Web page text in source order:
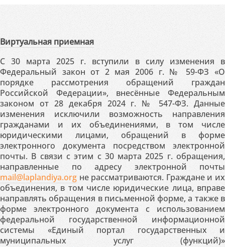
Виртуальная приемная
С 30 марта 2025 г. вступили в силу изменения в
Федеральный закон от 2 мая 2006 г. № 59-ФЗ «О
порядке рассмотрения обращений граждан
Российской Федерации», внесённые Федеральным
законом от 28 декабря 2024 г. № 547-ФЗ. Данные
изменения исключили возможность направления
гражданами и их объединениями, в том числе
юридическими лицами, обращений в форме
электронного документа посредством электронной
почты. В связи с этим с 30 марта 2025 г. обращения,
направленные по адресу электронной почты
mail@laplandiya.org не рассматриваются. Граждане и их
объединения, в том числе юридические лица, вправе
направлять обращения в письменной форме, а также в
форме электронного документа с использованием
федеральной государственной информационной
системы «Единый портал государственных и
муниципальных услуг (функций)»